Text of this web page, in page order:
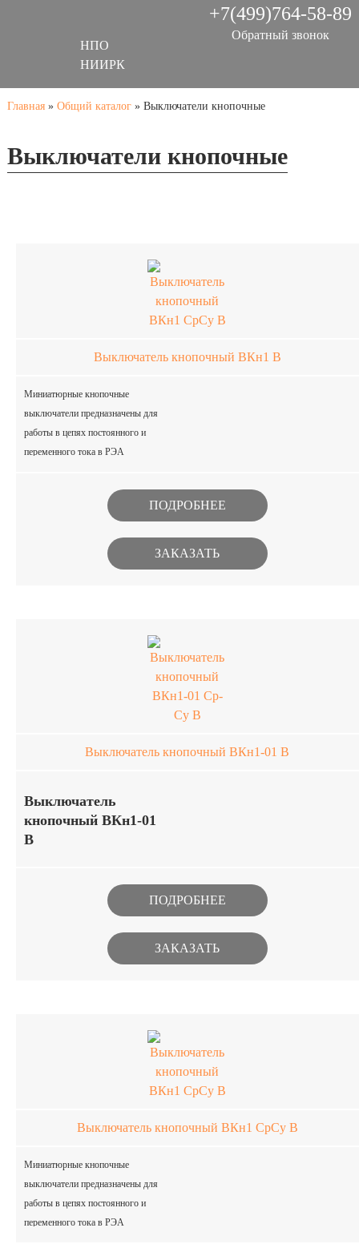
НПО
НИИРК
+7(499)764-58-89
Обратный звонок
Главная» Общий каталог» Выключатели кнопочные
Выключатели кнопочные
Выключатель кнопочный ВКн1 В
Миниатюрные кнопочные
выключатели предназначены для
работы в цепях постоянного и
переменного тока в РЭА
изготавливаются в климатическом
ПОДРОБНЕЕ
ЗАКАЗАТЬ
Выключатель кнопочный ВКн1-01 В
Выключатель
кнопочный ВКн1-01
В
выключатели предназначены для
работы в цепях постоянного и
специального назначения. Изделия
изготавливаются в климатическом
ПОДРОБНЕЕ
ЗАКАЗАТЬ
Выключатель кнопочный ВКн1 СрСу В
Миниатюрные кнопочные
выключатели предназначены для
работы в цепях постоянного и
переменного тока в РЭА